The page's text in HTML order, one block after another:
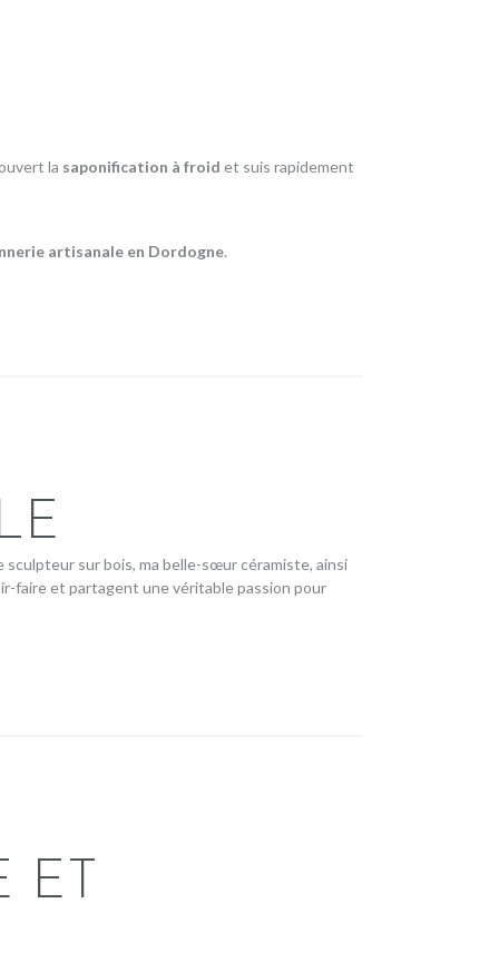
la saponification à froid et suis rapidement
artisanale en Dordogne.
sur bois, ma belle-sœur céramiste, ainsi
faire et partagent une véritable passion pour
ET